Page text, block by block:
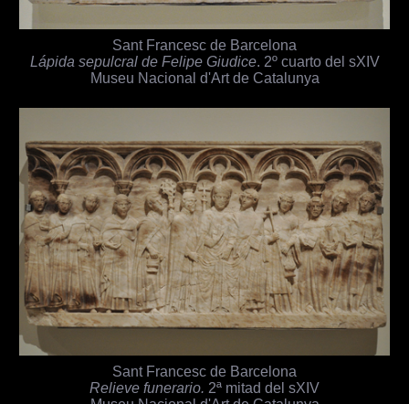
Sant Francesc de Barcelona
Lápida sepulcral de Felipe Giudice. 2º cuarto del sXIV
Museu Nacional d'Art de Catalunya
Sant Francesc de Barcelona
Relieve funerario. 2ª mitad del sXIV